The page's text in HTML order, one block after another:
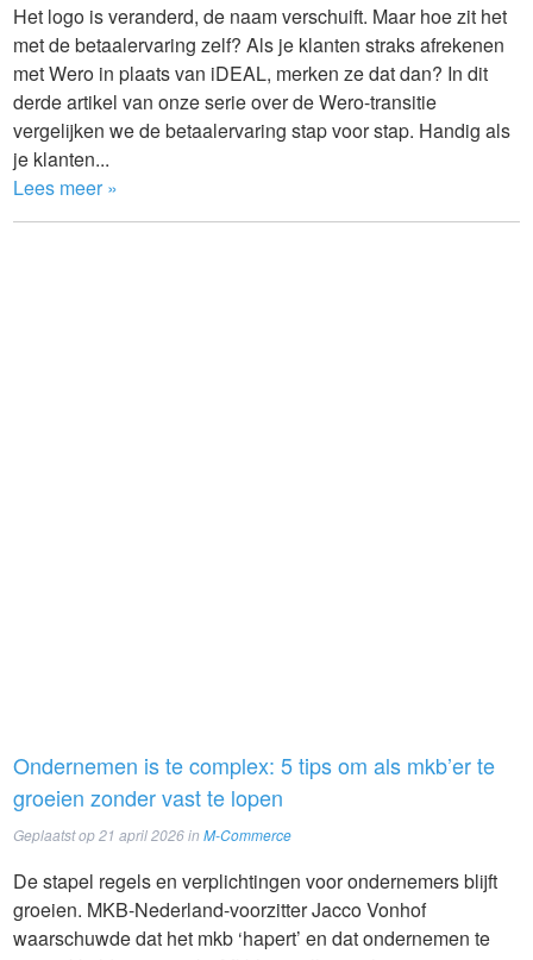
Het logo is veranderd, de naam verschuift. Maar hoe zit het
met de betaalervaring zelf? Als je klanten straks afrekenen
met Wero in plaats van iDEAL, merken ze dat dan? In dit
derde artikel van onze serie over de Wero-transitie
vergelijken we de betaalervaring stap voor stap. Handig als
je klanten...
Lees meer »
Ondernemen is te complex: 5 tips om als mkb’er te
groeien zonder vast te lopen
Geplaatst op21 april 2026inM-Commerce
De stapel regels en verplichtingen voor ondernemers blijft
groeien. MKB-Nederland-voorzitter Jacco Vonhof
waarschuwde dat het mkb ‘hapert’ en dat ondernemen te